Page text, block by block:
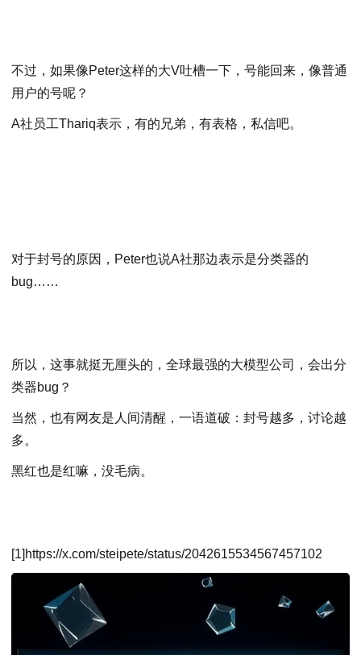
不过，如果像Peter这样的大V吐槽一下，号能回来，像普通
用户的号呢？
A社员工Thariq表示，有的兄弟，有表格，私信吧。
对于封号的原因，Peter也说A社那边表示是分类器的
bug……
所以，这事就挺无厘头的，全球最强的大模型公司，会出分
类器bug？
当然，也有网友是人间清醒，一语道破：封号越多，讨论越
多。
黑红也是红嘛，没毛病。
[1]https://x.com/steipete/status/2042615534567457102